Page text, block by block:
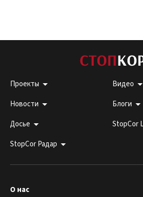
Проекты
Видео
Новости
Блоги
Досье
StopCor
StopCor Радар
О нас